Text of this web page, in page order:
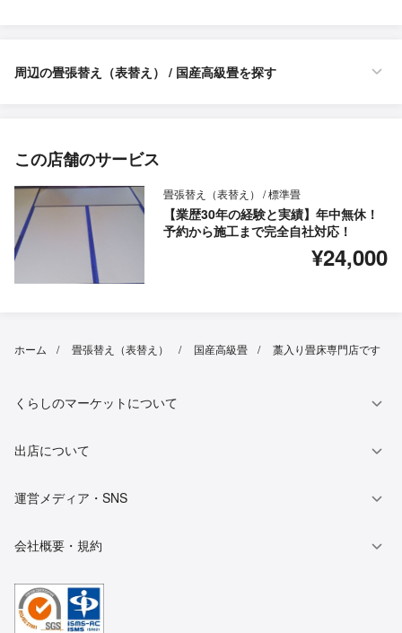
周辺の畳張替え（表替え） / 国産高級畳を探す
この店舗のサービス
畳張替え（表替え） / 標準畳
【業歴30年の経験と実績】年中無休！
予約から施工まで完全自社対応！
¥24,000
ホーム 畳張替え（表替え） 国産高級畳 藁入り畳床専門店です
くらしのマーケットについて
出店について
運営メディア・SNS
会社概要・規約